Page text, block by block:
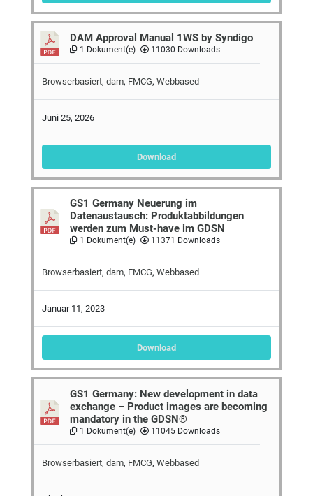
DAM Approval Manual 1WS by Syndigo
1 Dokument(e) 11030 Downloads
Browserbasiert, dam, FMCG, Webbased
Juni 25, 2026
Download
GS1 Germany Neuerung im
Datenaustausch: Produktabbildungen
werden zum Must-have im GDSN
1 Dokument(e) 11371 Downloads
Browserbasiert, dam, FMCG, Webbased
Januar 11, 2023
Download
GS1 Germany: New development in data
exchange – Product images are becoming
mandatory in the GDSN®
1 Dokument(e) 11045 Downloads
Browserbasiert, dam, FMCG, Webbased